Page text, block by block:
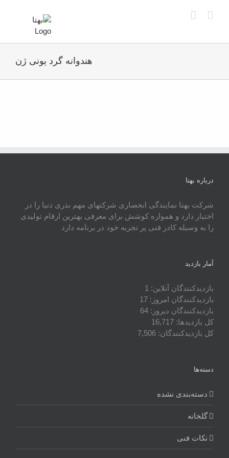
هندوانه گرد یونی ژن
درباره بهتا
شرکت بهتا نمایندگی انحصاری شرکتهای مهم بذری دنیا را در
اختیار دارد و همواره کوشش برای معرفی بهترین ارقام تولیدی
را به وسیله کادر فنی پر تجربه خود در برنامه دارد
آمار بازدید
بازدیدکنندگان آنلاین: 1
بازدیدکنندگان امروز: 17
بازدیدکنندگان دیروز: 64
کل بازدیدها: 16,717
کل بازدیدکنند‌گان: 7,506
دسته‌ها
دسته‌بندی نشده
گلخانه
نکات فنی